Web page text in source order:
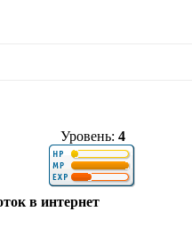
Уровень: 4
в интернет